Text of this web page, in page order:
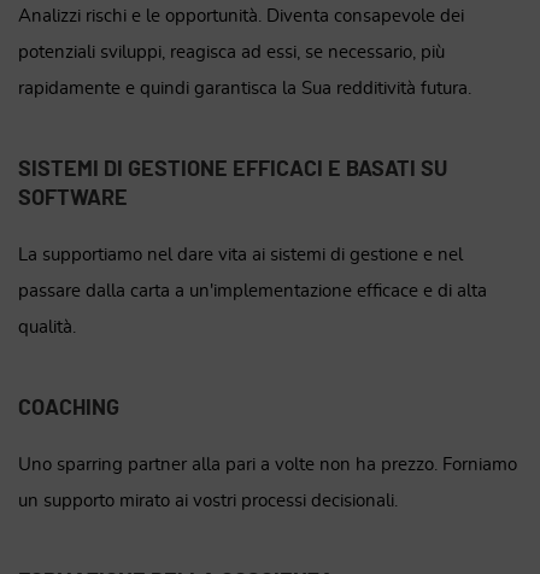
Analizzi rischi e le opportunità. Diventa consapevole dei
potenziali sviluppi, reagisca ad essi, se necessario, più
rapidamente e quindi garantisca la Sua redditività futura.
SISTEMI DI GESTIONE EFFICACI E BASATI SU
SOFTWARE
La supportiamo nel dare vita ai sistemi di gestione e nel
passare dalla carta a un'implementazione efficace e di alta
qualità.
COACHING
Uno sparring partner alla pari a volte non ha prezzo. Forniamo
un supporto mirato ai vostri processi decisionali.